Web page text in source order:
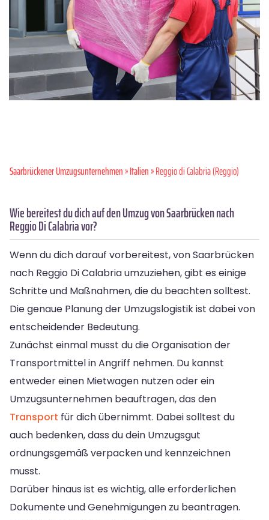
Saarbrückener Umzugsunternehmen»Italien» Reggio di Calabria (Reggio)
Wie bereitest du dich auf den Umzug von Saarbrücken nach
Reggio Di Calabria vor?
Wenn du dich darauf vorbereitest, von Saarbrücken
nach Reggio Di Calabria umzuziehen, gibt es einige
Schritte und Maßnahmen, die du beachten solltest.
Die genaue Planung der Umzugslogistik ist dabei von
entscheidender Bedeutung.
Zunächst einmal musst du die Organisation der
Transportmittel in Angriff nehmen. Du kannst
entweder einen Mietwagen nutzen oder ein
Umzugsunternehmen beauftragen, das den
Transport für dich übernimmt. Dabei solltest du
auch bedenken, dass du dein Umzugsgut
ordnungsgemäß verpacken und kennzeichnen
musst.
Darüber hinaus ist es wichtig, alle erforderlichen
Dokumente und Genehmigungen zu beantragen.